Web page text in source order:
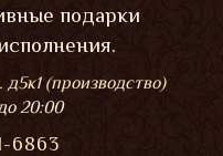
подарки
(производство)
20:00
6863